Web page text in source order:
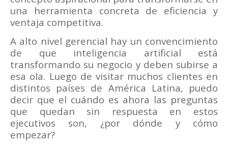
una herramienta concreta de eficiencia y
ventaja competitiva.
A alto nivel gerencial hay un convencimiento
de que inteligencia artificial está
transformando su negocio y deben subirse a
esa ola. Luego de visitar muchos clientes en
distintos países de América Latina, puedo
decir que el cuándo es ahora las preguntas
que quedan sin respuesta en estos
ejecutivos son, ¿por dónde y cómo
empezar?